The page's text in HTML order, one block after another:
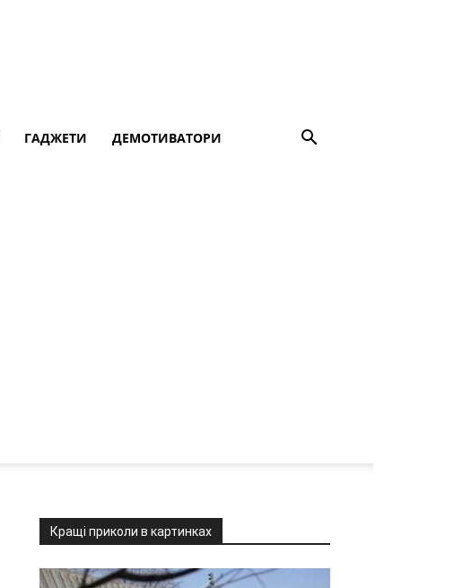
ГАДЖЕТИ ДЕМОТИВАТОРИ
Кращі приколи в картинках